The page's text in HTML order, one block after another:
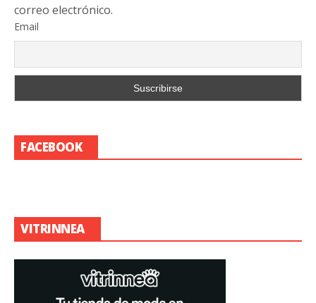
correo electrónico.
Email
FACEBOOK
VITRINNEA